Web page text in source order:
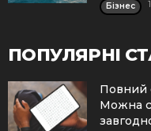
Бізнес
ПОПУЛЯРНІ
Повний
Можна